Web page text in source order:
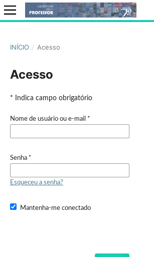
INÍCIO / Acesso
Acesso
* Indica campo obrigatório
Nome de usuário ou e-mail *
Senha *
Esqueceu a senha?
Mantenha-me conectado